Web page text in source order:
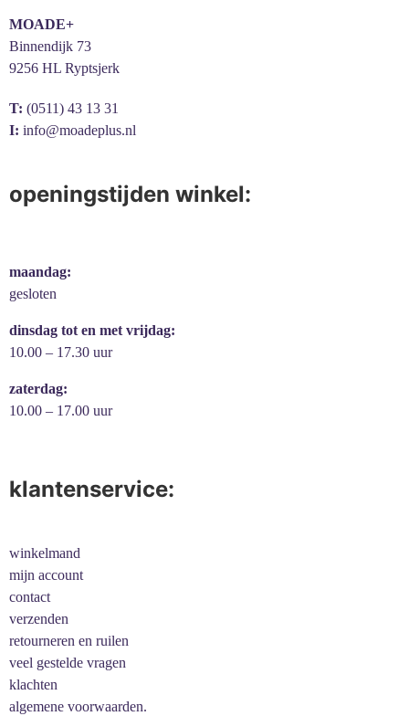
MOADE+
Binnendijk 73
9256 HL Ryptsjerk
T: (0511) 43 13 31
I: info@moadeplus.nl
openingstijden winkel:
maandag:
gesloten
dinsdag tot en met vrijdag:
10.00 – 17.30 uur
zaterdag:
10.00 – 17.00 uur
klantenservice:
winkelmand
mijn account
contact
verzenden
retourneren en ruilen
veel gestelde vragen
klachten
algemene voorwaarden.